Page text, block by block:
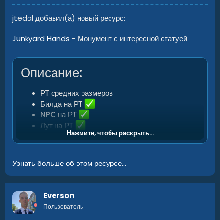
jtedal добавил(а) новый ресурс:
Junkyard Hands - Монумент с интересной статуей
Описание:
РТ средних размеров
Билда на РТ
NPC на РТ
Лут на РТ
Splat Mask
Height Mask
Topology Mask
Нажмите, чтобы раскрыть...
Узнать больше об этом ресурсе...
Everson
Пользователь